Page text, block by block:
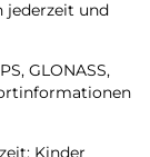
jederzeit und
GLONASS,
Kinder